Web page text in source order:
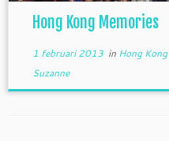
Hong Kong Memories
1 februari 2013in Hong Kong
Suzanne